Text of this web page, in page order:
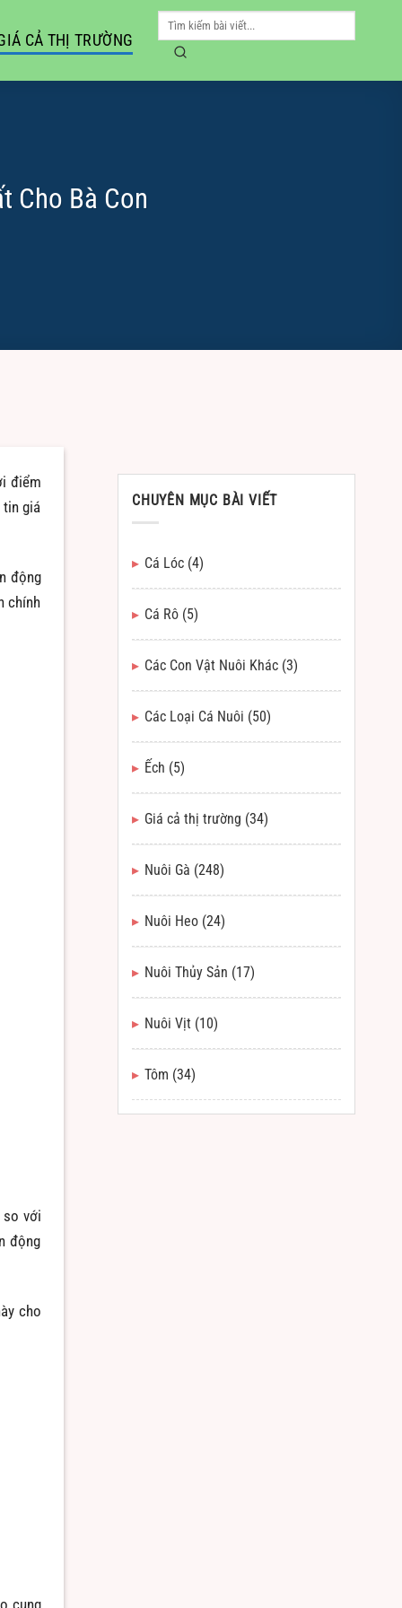
CẢ THỊ TRƯỜNG
Cho Bà Con
điểm
tin giá
động
chính
so với
động
cho
CHUYÊN MỤC BÀI VIẾT
Cá Lóc (4)
Cá Rô (5)
Các Con Vật Nuôi Khác (3)
Các Loại Cá Nuôi (50)
Ếch (5)
Giá cả thị trường (34)
Nuôi Gà (248)
Nuôi Heo (24)
Nuôi Thủy Sản (17)
Nuôi Vịt (10)
Tôm (34)